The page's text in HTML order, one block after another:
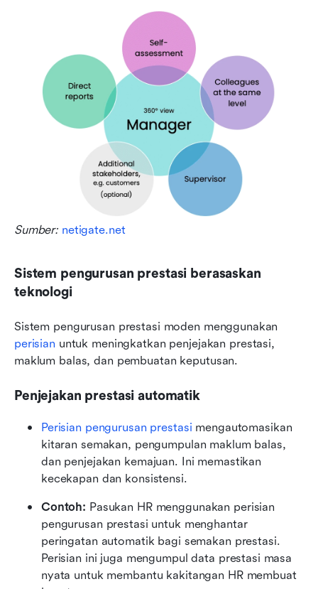
Sumber: netigate.net
Sistem pengurusan prestasi berasaskan
teknologi
perisian untuk meningkatkan penjejakan prestasi,
maklum balas, dan pembuatan keputusan.
Penjejakan prestasi automatik
Perisian pengurusan prestasi mengautomasikan
kitaran semakan, pengumpulan maklum balas,
dan penjejakan kemajuan. Ini memastikan
kecekapan dan konsistensi.
Contoh: Pasukan HR menggunakan perisian
pengurusan prestasi untuk menghantar
peringatan automatik bagi semakan prestasi.
Perisian ini juga mengumpul data prestasi masa
nyata untuk membantu kakitangan HR membuat